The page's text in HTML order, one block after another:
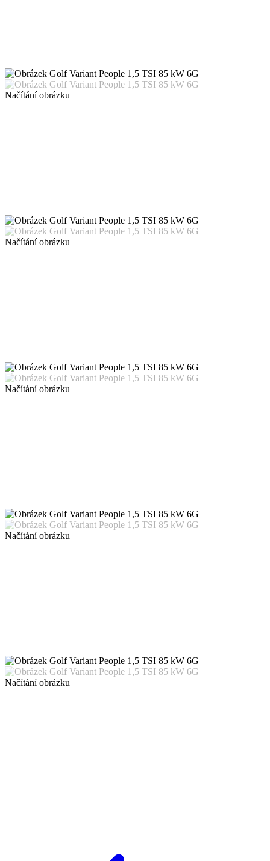
Načítání obrázku
Načítání obrázku
Načítání obrázku
Načítání obrázku
Načítání obrázku